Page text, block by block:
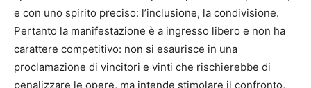
e con uno spirito preciso: l’inclusione, la condivisione.
Pertanto la manifestazione è a ingresso libero e non ha
carattere competitivo: non si esaurisce in una
proclamazione di vincitori e vinti che rischierebbe di
penalizzare le opere, ma intende stimolare il confronto,